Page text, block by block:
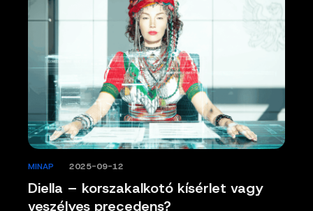
Diella – korszakalkotó kísérlet vagy
veszélyes precedens?
MINAP 2025-09-12